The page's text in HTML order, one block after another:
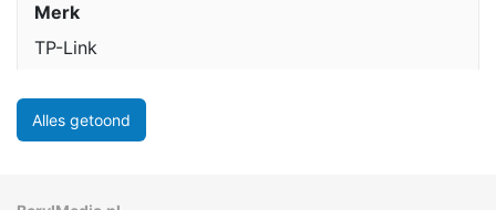
Merk
TP-Link
Alles getoond